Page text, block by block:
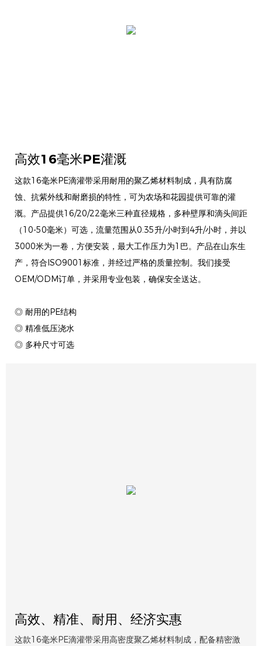
高效16毫米PE灌溉
这款16毫米PE滴灌带采用耐用的聚乙烯材料制成，具有防腐
蚀、抗紫外线和耐磨损的特性，可为农场和花园提供可靠的灌
溉。产品提供16/20/22毫米三种直径规格，多种壁厚和滴头间距
（10-50毫米）可选，流量范围从0.35升/小时到4升/小时，并以
3000米为一卷，方便安装，最大工作压力为1巴。产品在山东生
产，符合ISO9001标准，并经过严格的质量控制。我们接受
OEM/ODM订单，并采用专业包装，确保安全送达​​。
◎ 耐用的PE结构
◎ 精准低压浇水
◎ 多种尺寸可选
高效、精准、耐用、经济实惠
这款16毫米PE滴灌带采用高密度聚乙烯材料制成，配备精密激